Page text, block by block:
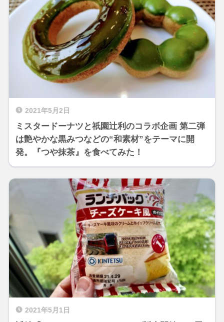
2021年5月2日
ミスタードーナツと祇園辻利のコラボ企画 第二弾
は艶やかな黒みつなどの“和素材”をテーマに開
発。『つや抹茶』を食べてみた！
2021年5月1日